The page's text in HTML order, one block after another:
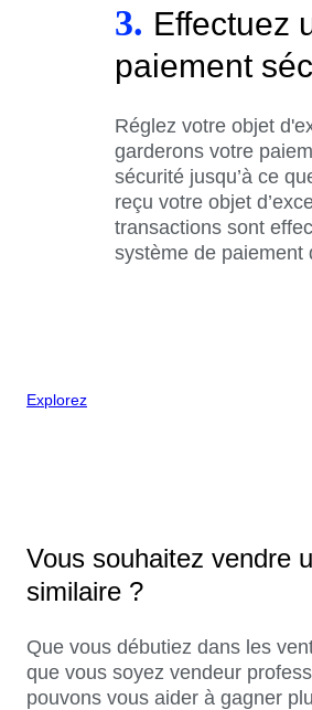
3. Effectuez
paiement
Réglez votre objet
garderons votre
sécurité jusqu’à ce
reçu votre objet
transactions sont
système de paiement
Explorez
Vous souhaitez vendre
similaire ?
Que vous débutiez dans les
que vous soyez vendeur
pouvons vous aider à gagner